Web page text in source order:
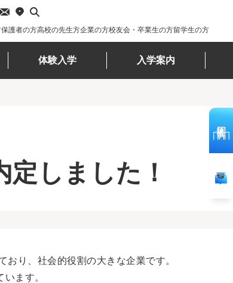
保護者の方高校の先生方企業の方校友会・卒業生の方留学生の方
体験入学 入学案内
しました！
り、社会的役割の大きな企業です。
ます。